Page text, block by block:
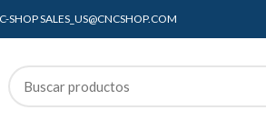
SHOP SALES_US@CNCSHOP.COM